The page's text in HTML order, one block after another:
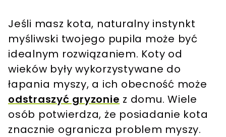
Jeśli masz kota, naturalny instynkt
myśliwski twojego pupila może być
idealnym rozwiązaniem. Koty od
wieków były wykorzystywane do
łapania myszy, a ich obecność może
odstraszyć gryzonie z domu. Wiele
osób potwierdza, że posiadanie kota
znacznie ogranicza problem myszy​.